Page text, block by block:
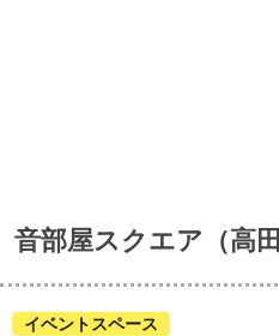
音部屋スクエア（高田
イベントスペース